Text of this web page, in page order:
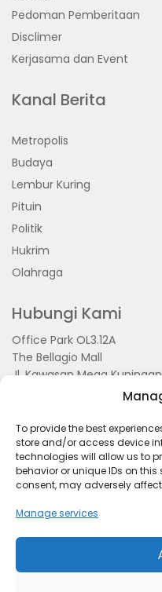
To provide the best
store and/or access device
technologies will allow us to
behavior or unique IDs on
consent, may adversely
Manage services
Pedoman Pemberitaan
Disclimer
Kerjasama dan Event
Kanal Berita
Metropolis
Budaya
Lembur Kuring
Pituin
Politik
Hukrim
Olahraga
Hubungi Kami
Office Park OL3.12A
The Bellagio Mall
Jl. Kawasan Mega
Kuningan, Kel. Kuningan
Kec.Setiabudi, Jakarta